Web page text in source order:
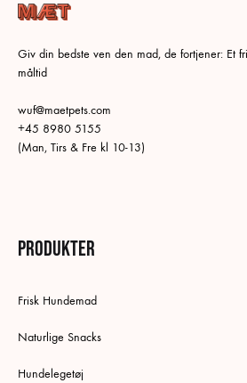
Giv din bedste ven den mad, de fortjener: Et
måltid
wuf@maetpets.com
+45 8980 5155
(Man, Tirs & Fre kl 10-13)
Produkter
Frisk Hundemad
Naturlige Snacks
Hundelegetøj